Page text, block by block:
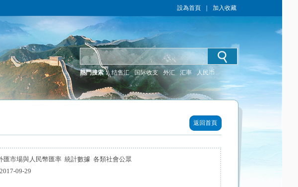
設為首頁 加入收藏
熱門搜索： 结售汇 国际收支 外汇 汇率 人民币
返回首頁
匯市場與人民幣匯率 統計數據 各類社會公眾
2017-09-29